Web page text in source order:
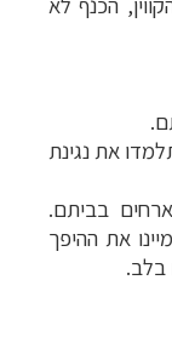
את נגינת
בביתם.
את ההיפך
בלב.